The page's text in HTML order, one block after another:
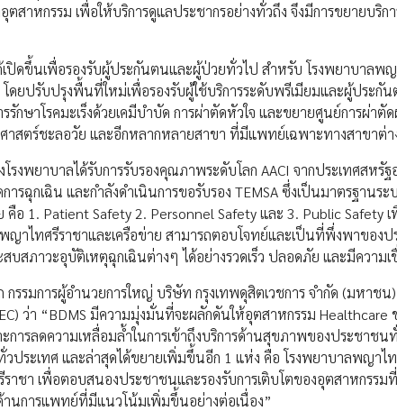
สาหกรรม เพื่อให้บริการดูแลประชากรอย่างทั่วถึง จึงมีการขยายบริก
เปิดขึ้นเพื่อรองรับผู้ประกันตนและผู้ป่วยทั่วไป สำหรับ โรงพยาบาลพ
ยปรับปรุงพื้นที่ใหม่เพื่อรองรับผู้ใช้บริการระดับพรีเมียมและผู้ประกัน
รักษาโรคมะเร็งด้วยเคมีบำบัด การผ่าตัดหัวใจ และขยายศูนย์การผ่า
าสตร์ชะลอวัย และอีกหลากหลายสาขา ที่มีแพทย์เฉพาะทางสาขาต่
งพยาบาลได้รับการรับรองคุณภาพระดับโลก AACI จากประเทศสหรัฐ
การฉุกเฉิน และกำลังดำเนินการขอรับรอง TEMSA ซึ่งเป็นมาตรฐาน
อ 1. Patient Safety 2. Personnel Safety และ 3. Public Safety
าไทศรีราชาและเครือข่าย สามารถตอบโจทย์และเป็นที่พึ่งพาของป
บสภาวะอุบัติเหตุฉุกเฉินต่างๆ ได้อย่างรวดเร็ว ปลอดภัย และมีความเ
รมการผู้อำนวยการใหญ่ บริษัท กรุงเทพดุสิตเวชการ จำกัด (มหาชน
ว่า “BDMS มีความมุ่งมั่นที่จะผลักดันให้อุตสาหกรรม Healthcare
การลดความเหลื่อมล้ำในการเข้าถึงบริการด้านสุขภาพของประชาชน
วประเทศ และล่าสุดได้ขยายเพิ่มขึ้นอีก 1 แห่ง คือ โรงพยาบาลพญาไ
าชา เพื่อตอบสนองประชาชนและรองรับการเติบโตของอุตสาหกรร
านการแพทย์ที่มีแนวโน้มเพิ่มขึ้นอย่างต่อเนื่อง”